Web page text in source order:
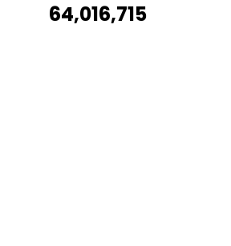
Essential Oil Grapefruit,
Manis Yang Men...
64,016,715